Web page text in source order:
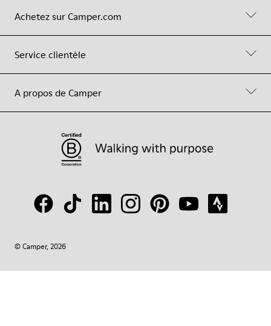
Achetez sur Camper.com
Service clientèle
A propos de Camper
© Camper, 2026